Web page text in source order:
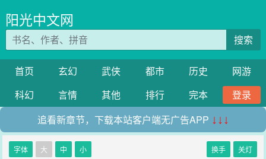
阳光中文网
搜索
首页 玄幻 武侠 都市 历史
网游
科幻
言情 其他 排行 完本
登录
追看新章节，下载本站客户端无广告APP ↓↓↓
字体 大 中 小 换手 关灯